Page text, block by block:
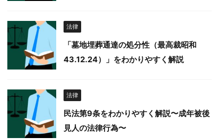
法律
「墓地埋葬通達の処分性（最高裁昭和
43.12.24）」をわかりやすく解説
法律
民法第9条をわかりやすく解説〜成年被後
見人の法律行為〜